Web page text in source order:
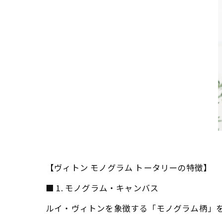
【ヴィトン モノグラム トータリーの特徴】
■ 1. モノグラム・キャンバス
ルイ・ヴィトンを象徴する「モノグラム柄」